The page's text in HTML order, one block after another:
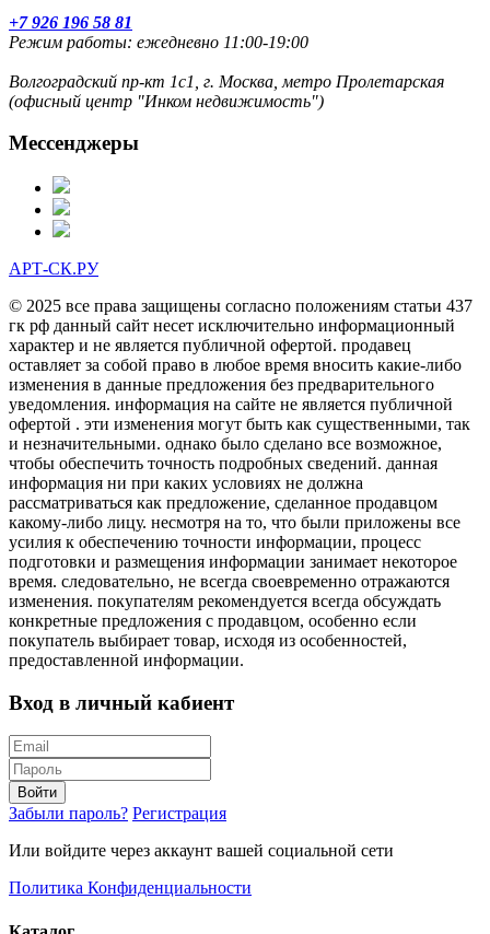
+7 926 196 58 81
Режим работы: ежедневно 11:00-19:00
Волгоградский пр-кт 1с1, г. Москва, метро Пролетарская
(офисный центр "Инком недвижимость")
Мессенджеры
АРТ-СК.РУ
© 2025 все права защищены согласно положениям статьи 437
гк рф данный сайт несет исключительно информационный
характер и не является публичной офертой. продавец
оставляет за собой право в любое время вносить какие-либо
изменения в данные предложения без предварительного
уведомления. информация на сайте не является публичной
офертой . эти изменения могут быть как существенными, так
и незначительными. однако было сделано все возможное,
чтобы обеспечить точность подробных сведений. данная
информация ни при каких условиях не должна
рассматриваться как предложение, сделанное продавцом
какому-либо лицу. несмотря на то, что были приложены все
усилия к обеспечению точности информации, процесс
подготовки и размещения информации занимает некоторое
время. следовательно, не всегда своевременно отражаются
изменения. покупателям рекомендуется всегда обсуждать
конкретные предложения с продавцом, особенно если
покупатель выбирает товар, исходя из особенностей,
предоставленной информации.
Вход в личный кабиент
Войти
Забыли пароль? Регистрация
Или войдите через аккаунт вашей социальной сети
Политика Конфиденциальности